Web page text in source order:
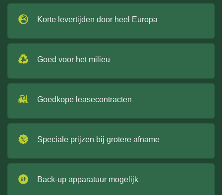
Korte levertijden door heel Europa
Goed voor het milieu
Goedkope leasecontracten
Speciale prijzen bij grotere afname
Back-up apparatuur mogelijk